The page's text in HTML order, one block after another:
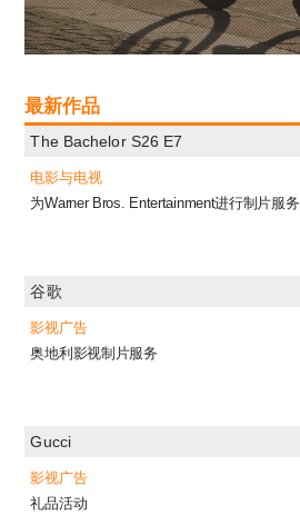
最新作品
The Bachelor S26 E7
电影与电视
为Warner Bros. Entertainment进行制片服务
谷歌
影视广告
奥地利影视制片服务
Gucci
影视广告
礼品活动